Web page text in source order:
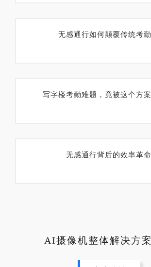
无感通行如何颠覆传统考勤
写字楼考勤难题，竟被这个方
无感通行背后的效率革命
AI摄像机整体解决方